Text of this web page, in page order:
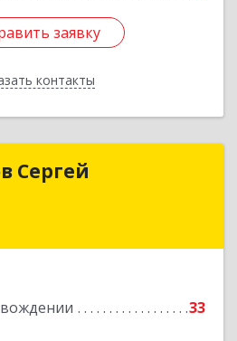
заявку
контакты
заявку
Назад
Сергей
33
Евдокимов Сергей
Подробнее